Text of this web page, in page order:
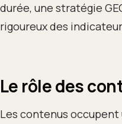
durée, une stratégie
rigoureux des
Le rôle des
Les contenus